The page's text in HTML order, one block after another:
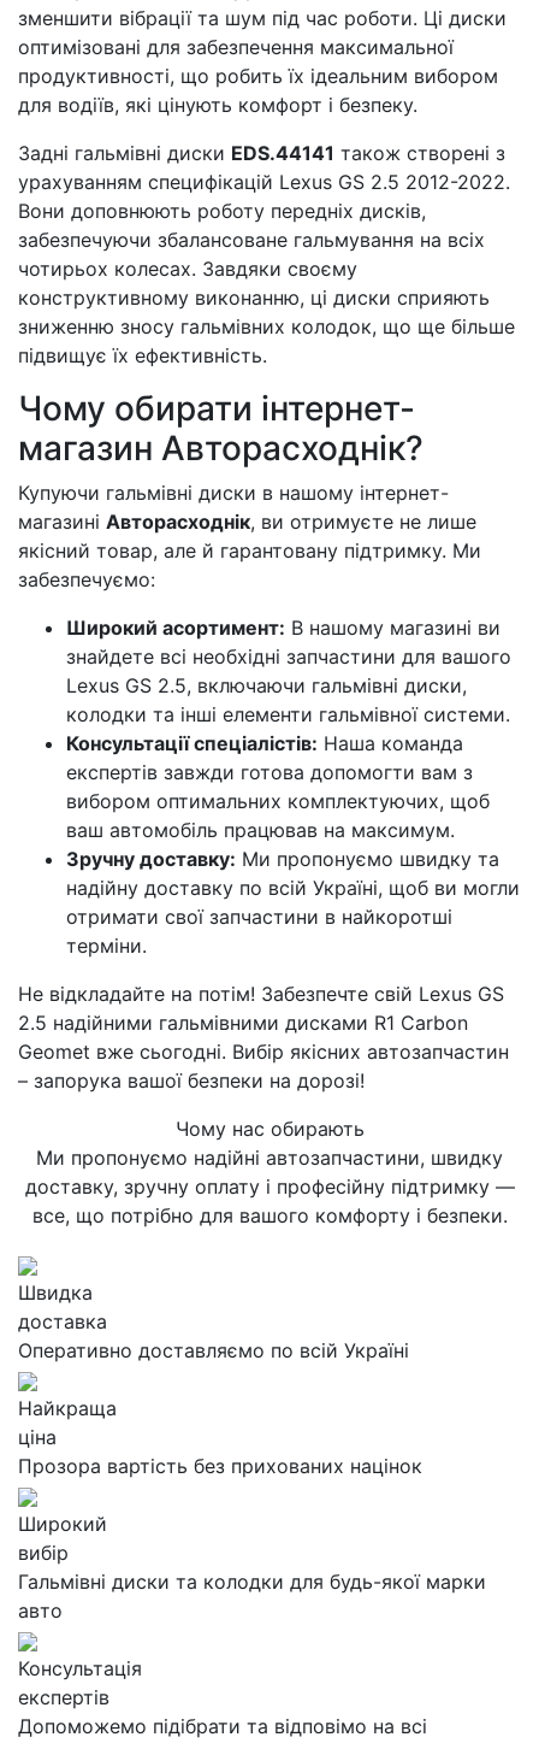
зменшити вібрації та шум під час роботи. Ці диски
оптимізовані для забезпечення максимальної
продуктивності, що робить їх ідеальним вибором
для водіїв, які цінують комфорт і безпеку.
Задні гальмівні диски EDS.44141 також створені з
урахуванням специфікацій Lexus GS 2.5 2012-2022.
Вони доповнюють роботу передніх дисків,
забезпечуючи збалансоване гальмування на всіх
чотирьох колесах. Завдяки своєму
конструктивному виконанню, ці диски сприяють
зниженню зносу гальмівних колодок, що ще більше
підвищує їх ефективність.
Чому обирати інтернет-
магазин Авторасходнік?
Купуючи гальмівні диски в нашому інтернет-
магазині Авторасходнік, ви отримуєте не лише
якісний товар, але й гарантовану підтримку. Ми
забезпечуємо:
Широкий асортимент: В нашому магазині ви
знайдете всі необхідні запчастини для вашого
Lexus GS 2.5, включаючи гальмівні диски,
колодки та інші елементи гальмівної системи.
Консультації спеціалістів: Наша команда
експертів завжди готова допомогти вам з
вибором оптимальних комплектуючих, щоб
ваш автомобіль працював на максимум.
Зручну доставку: Ми пропонуємо швидку та
надійну доставку по всій Україні, щоб ви могли
отримати свої запчастини в найкоротші
терміни.
Не відкладайте на потім! Забезпечте свій Lexus GS
2.5 надійними гальмівними дисками R1 Carbon
Geomet вже сьогодні. Вибір якісних автозапчастин
– запорука вашої безпеки на дорозі!
Чому нас обирають
Ми пропонуємо надійні автозапчастини, швидку
доставку, зручну оплату і професійну підтримку —
все, що потрібно для вашого комфорту і безпеки.
Швидка
доставка
Оперативно доставляємо по всій Україні
Найкраща
ціна
Прозора вартість без прихованих націнок
Широкий
вибір
Гальмівні диски та колодки для будь-якої марки
авто
Консультація
експертів
Допоможемо підібрати та відповімо на всі